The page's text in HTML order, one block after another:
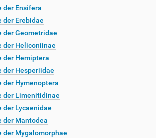
der Ensifera
der Erebidae
der Geometridae
der Heliconiinae
der Hemiptera
der Hesperiidae
der Hymenoptera
der Limenitidinae
der Lycaenidae
der Mantodea
der Mygalomorphae